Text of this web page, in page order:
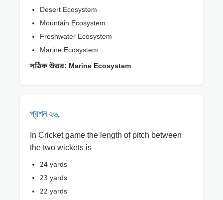
Desert Ecosystem
Mountain Ecosystem
Freshwater Ecosystem
Marine Ecosystem
সঠিক উত্তর: Marine Ecosystem
প্রশ্ন ২৬.
In Cricket game the length of pitch between
the two wickets is
24 yards
23 yards
22 yards